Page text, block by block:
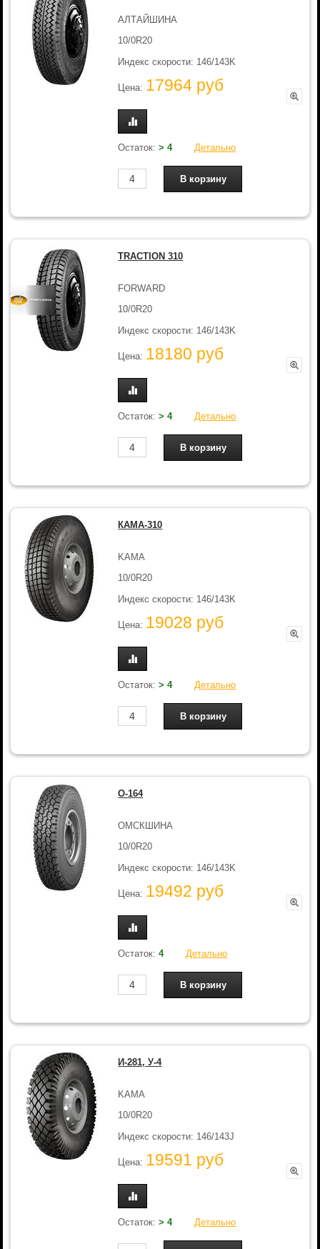
АЛТАЙШИНА
10/0R20
Индекс скорости: 146/143K
Цена: 17964 руб
Остаток:> 4 Детально
TRACTION 310
FORWARD
10/0R20
Индекс скорости: 146/143K
Цена: 18180 руб
Остаток:> 4 Детально
КАМА-310
KAMA
10/0R20
Индекс скорости: 146/143K
Цена: 19028 руб
Остаток:> 4 Детально
О-164
ОМСКШИНА
10/0R20
Индекс скорости: 146/143K
Цена: 19492 руб
Остаток:4 Детально
И-281, У-4
KAMA
10/0R20
Индекс скорости: 146/143J
Цена: 19591 руб
Остаток:> 4 Детально